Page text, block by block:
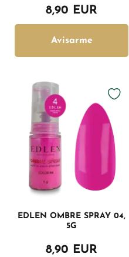
8,90 EUR
Avisarme
EDLEN OMBRE SPRAY 04,
5G
8,90 EUR